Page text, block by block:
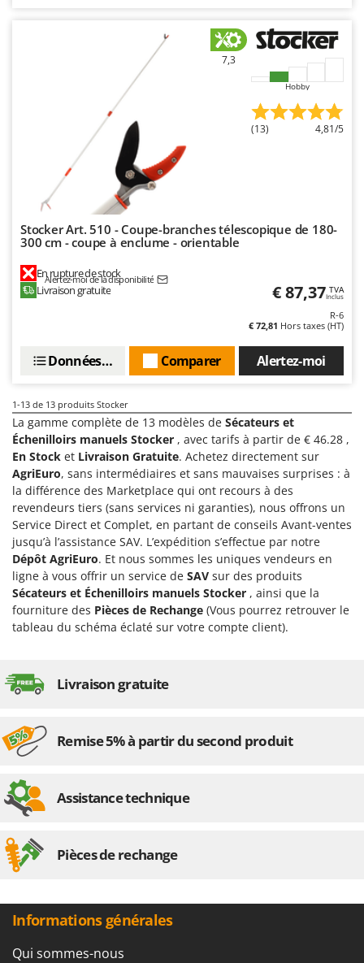
River Systems
Robomow
Rossofuoco
Rover Pompe
Royal Food
Ryobi
S
S.T.P.
Santos
Silky
Simatech
Sirman
Skil
Smartwood
Smeg
Snapper
Solidur
Spice Electronics
Spyro
Stiga
TecnoGen
Telwin
Tenco
Tineco
7,3
Hobby
(13) 4,81/5
Stocker Art. 510 - Coupe-branches télescopique de 180-
300 cm - coupe à enclume - orientable
En rupture de stock
Alertez-moi de la disponibilité
Livraison gratuite € 87,37 TVA
Inclus
R-6
€ 72,81 Hors taxes (HT)
Alertez-moi
Comparer
Données techniques
1-13 de 13 produits Stocker
La gamme complète de 13 modèles de Sécateurs et
Échenilloirs manuels Stocker , avec tarifs à partir de € 46.28 ,
En Stock et Livraison Gratuite. Achetez directement sur
AgriEuro, sans intermédiaires et sans mauvaises surprises : à
la différence des Marketplace qui ont recours à des
revendeurs tiers (sans services ni garanties), nous offrons un
Service Direct et Complet, en partant de conseils Avant-ventes
jusqu’à l’assistance SAV. L’expédition s’effectue par notre
Dépôt AgriEuro. Et nous sommes les uniques vendeurs en
ligne à vous offrir un service de SAV sur des produits
Sécateurs et Échenilloirs manuels Stocker , ainsi que la
fourniture des Pièces de Rechange (Vous pourrez retrouver le
tableau du schéma éclaté sur votre compte client).
Livraison gratuite
Remise 5% à partir du second produit
Assistance technique
Pièces de rechange
Informations générales
Qui sommes-nous